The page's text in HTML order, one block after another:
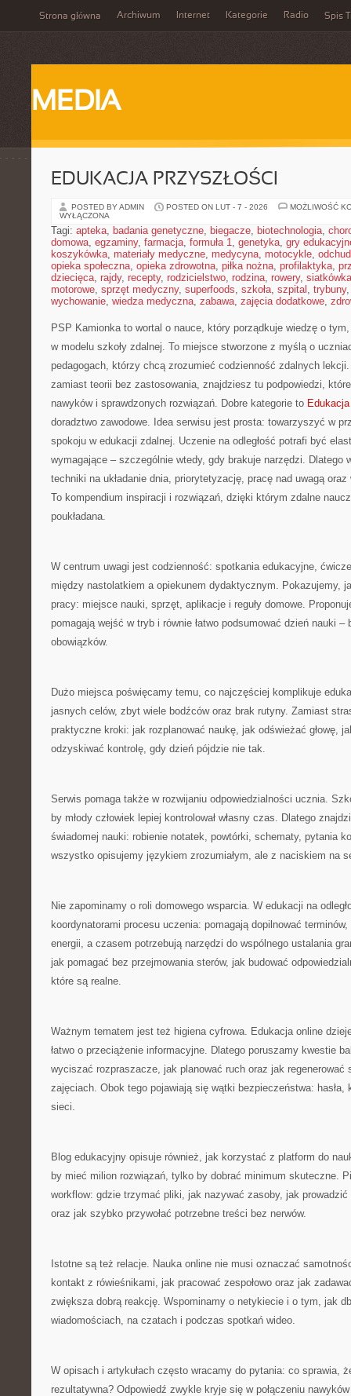
Strona główna Archiwum Internet Kategorie Radio Spis
MEDIA
EDUKACJA PRZYSZŁOŚCI
POSTED BY ADMIN POSTED ON LUT - 7 - 2026
MOŻLIWOŚĆ
WYŁĄCZONA
Tagi: apteka, badania genetyczne, biegacze, biotechnologia,
domowa, egzaminy, farmacja, formuła 1, genetyka, gry
koszykówka, materiały medyczne, medycyna, motocykle,
opieka społeczna, opieka zdrowotna, piłka nożna, profilaktyka,
dziecięca, rajdy, recepty, rodzicielstwo, rodzina, rowery, siatkówka
motorowe, sprzęt medyczny, superfoods, szkoła, szpital , trybuny
wychowanie, wiedza medyczna, zabawa, zajęcia dodatkowe,
PSP Kamionka to wortal o nauce, który porządkuje wiedzę o
w modelu szkoły zdalnej. To miejsce stworzone z myślą o
pedagogach, którzy chcą zrozumieć codzienność zdalnych
zamiast teorii bez zastosowania, znajdziesz tu podpowiedzi,
nawyków i sprawdzonych rozwiązań. Dobre kategorie to
doradztwo zawodowe. Idea serwisu jest prosta: towarzyszyć w
spokoju w edukacji zdalnej. Uczenie na odległość potrafi być
wymagające – szczególnie wtedy, gdy brakuje narzędzi. Dlatego
techniki na układanie dnia, priorytetyzację, pracę nad uwagą
To kompendium inspiracji i rozwiązań, dzięki którym zdalne
poukładana.
W centrum uwagi jest codzienność: spotkania edukacyjne,
między nastolatkiem a opiekunem dydaktycznym. Pokazujemy,
pracy: miejsce nauki, sprzęt, aplikacje i reguły domowe.
pomagają wejść w tryb i równie łatwo podsumować dzień nauki –
obowiązków.
Dużo miejsca poświęcamy temu, co najczęściej komplikuje
jasnych celów, zbyt wiele bodźców oraz brak rutyny. Zamiast
praktyczne kroki: jak rozplanować naukę, jak odświeżać głowę,
odzyskiwać kontrolę, gdy dzień pójdzie nie tak.
Serwis pomaga także w rozwijaniu odpowiedzialności ucznia.
by młody człowiek lepiej kontrolował własny czas. Dlatego
świadomej nauki: robienie notatek, powtórki, schematy, pytania
wszystko opisujemy językiem zrozumiałym, ale z naciskiem na
Nie zapominamy o roli domowego wsparcia. W edukacji na
koordynatorami procesu uczenia: pomagają dopilnować
energii, a czasem potrzebują narzędzi do wspólnego ustalania
jak pomagać bez przejmowania sterów, jak budować
które są realne.
Ważnym tematem jest też higiena cyfrowa. Edukacja online
łatwo o przeciążenie informacyjne. Dlatego poruszamy kwestie
wyciszać rozpraszacze, jak planować ruch oraz jak regenerować
zajęciach. Obok tego pojawiają się wątki bezpieczeństwa: hasła,
sieci.
Blog edukacyjny opisuje również, jak korzystać z platform do
by mieć milion rozwiązań, tylko by dobrać minimum skuteczne.
workflow: gdzie trzymać pliki, jak nazywać zasoby, jak prowadzić
oraz jak szybko przywołać potrzebne treści bez nerwów.
Istotne są też relacje. Nauka online nie musi oznaczać
kontakt z rówieśnikami, jak pracować zespołowo oraz jak
zwiększa dobrą reakcję. Wspominamy o netykiecie i o tym, jak
wiadomościach, na czatach i podczas spotkań wideo.
W opisach i artykułach często wracamy do pytania: co sprawia,
rezultatywna? Odpowiedź zwykle kryje się w połączeniu